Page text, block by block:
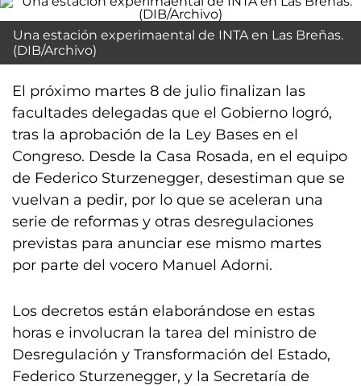
Una estación experimaental de INTA en Las Breñas.
(DIB/Archivo)
El próximo martes 8 de julio finalizan las
facultades delegadas que el Gobierno logró,
tras la aprobación de la Ley Bases en el
Congreso. Desde la Casa Rosada, en el equipo
de Federico Sturzenegger, desestiman que se
vuelvan a pedir, por lo que se aceleran una
serie de reformas y otras desregulaciones
previstas para anunciar ese mismo martes
por parte del vocero Manuel Adorni.
Los decretos están elaborándose en estas
horas e involucran la tarea del ministro de
Desregulación y Transformación del Estado,
Federico Sturzenegger, y la Secretaría de